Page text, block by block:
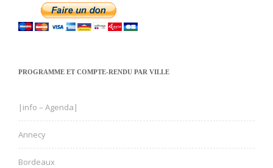
PROGRAMME ET COMPTE-RENDU PAR VILLE
|info – Agenda|
Annecy
Bordeaux